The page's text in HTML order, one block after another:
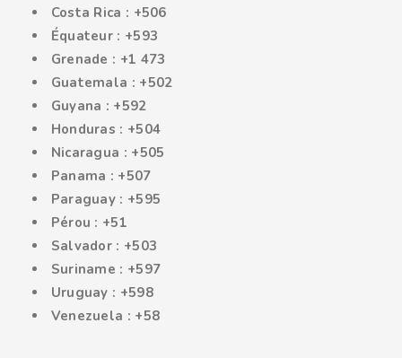
Costa Rica : +506
Équateur : +593
Grenade : +1 473
Guatemala : +502
Guyana : +592
Honduras : +504
Nicaragua : +505
Panama : +507
Paraguay : +595
Pérou : +51
Salvador : +503
Suriname : +597
Uruguay : +598
Venezuela : +58